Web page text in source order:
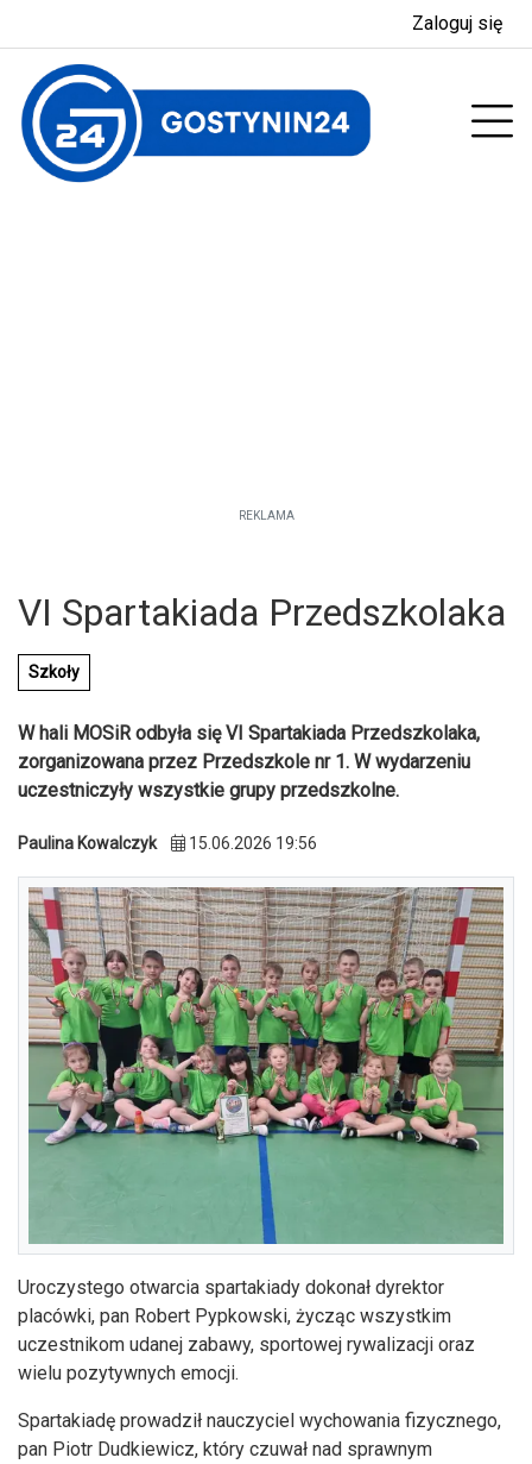
Zaloguj się
REKLAMA
VI Spartakiada Przedszkolaka
Szkoły
W hali MOSiR odbyła się VI Spartakiada Przedszkolaka,
zorganizowana przez Przedszkole nr 1. W wydarzeniu
uczestniczyły wszystkie grupy przedszkolne.
Paulina Kowalczyk 15.06.2026 19:56
Uroczystego otwarcia spartakiady dokonał dyrektor
placówki, pan Robert Pypkowski, życząc wszystkim
uczestnikom udanej zabawy, sportowej rywalizacji oraz
wielu pozytywnych emocji.
Spartakiadę prowadził nauczyciel wychowania fizycznego,
pan Piotr Dudkiewicz, który czuwał nad sprawnym